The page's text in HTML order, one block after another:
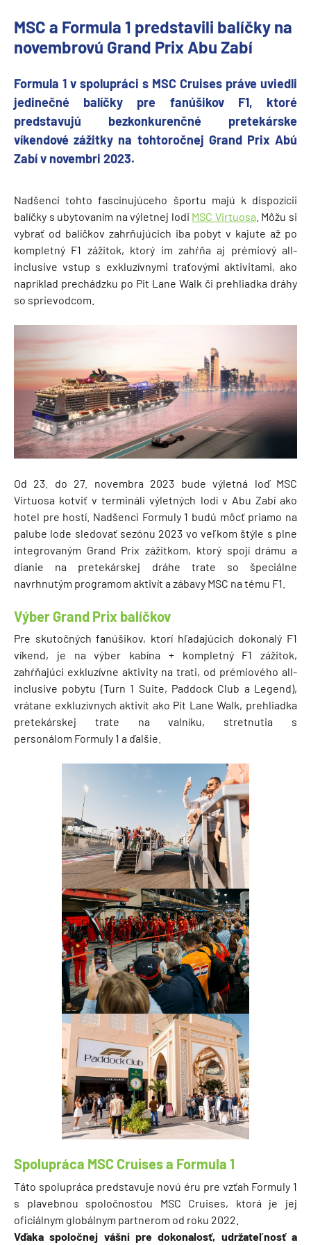
MSC a Formula 1 predstavili balíčky na
novembrovú Grand Prix Abu Zabí
Formula 1 v spolupráci s MSC Cruises práve uviedli
jedinečné balíčky pre fanúšikov F1, ktoré
predstavujú bezkonkurenčné pretekárske
víkendové zážitky na tohtoročnej Grand Prix Abú
Zabí v novembri 2023.
Nadšenci tohto fascinujúceho športu majú k dispozícii
balíčky s ubytovaním na výletnej lodi MSC Virtuosa . Môžu si
vybrať od balíčkov zahrňujúcich iba pobyt v kajute až po
kompletný F1 zážitok, ktorý im zahŕňa aj prémiový all-
inclusive vstup s exkluzívnymi traťovými aktivitami, ako
napríklad prechádzku po Pit Lane Walk či prehliadka dráhy
so sprievodcom.
Od 23. do 27. novembra 2023 bude výletná loď MSC
Virtuosa kotviť v termináli výletných lodí v Abu Zabí ako
hotel pre hostí. Nadšenci Formuly 1 budú môcť priamo na
palube lode sledovať sezónu 2023 vo veľkom štýle s plne
integrovaným Grand Prix zážitkom, ktorý spojí drámu a
dianie na pretekárskej dráhe trate so špeciálne
navrhnutým programom aktivít a zábavy MSC na tému F1.
Výber Grand Prix balíčkov
Pre skutočných fanúšikov, ktorí hľadajúcich dokonalý F1
víkend, je na výber kabína + kompletný F1 zážitok,
zahŕňajúci exkluzívne aktivity na trati, od prémiového all-
inclusive pobytu (Turn 1 Suite, Paddock Club a Legend),
vrátane exkluzívnych aktivít ako Pit Lane Walk, prehliadka
pretekárskej trate na valníku, stretnutia s
personálom Formuly 1 a ďalšie.
Spolupráca MSC Cruises a Formula 1
Táto spolupráca predstavuje novú éru pre vzťah Formuly 1
s plavebnou spoločnosťou MSC Cruises, ktorá je jej
oficiálnym globálnym partnerom od roku 2022.
Vďaka spoločnej vášni pre dokonalosť, udržateľnosť a